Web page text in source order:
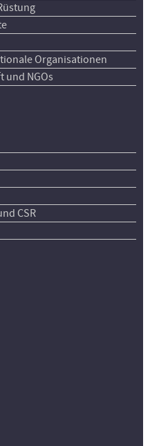
Organisationen
und NGOs
CSR